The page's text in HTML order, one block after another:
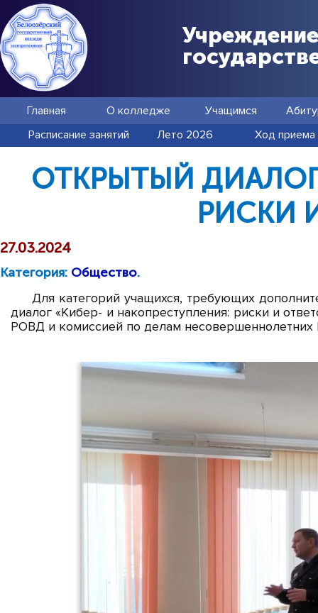
Главная О колледже Учащимся
Расписание занятий
Лето 2026 Ход приема
ОТКРЫТЫЙ
РИСКИ
27.03.2024
Категория: Общество.
Для категорий учащихся, требующих
диалог «Кибер- и накопреступления: риски и
РОВД и комиссией по делам несовершеннолетних